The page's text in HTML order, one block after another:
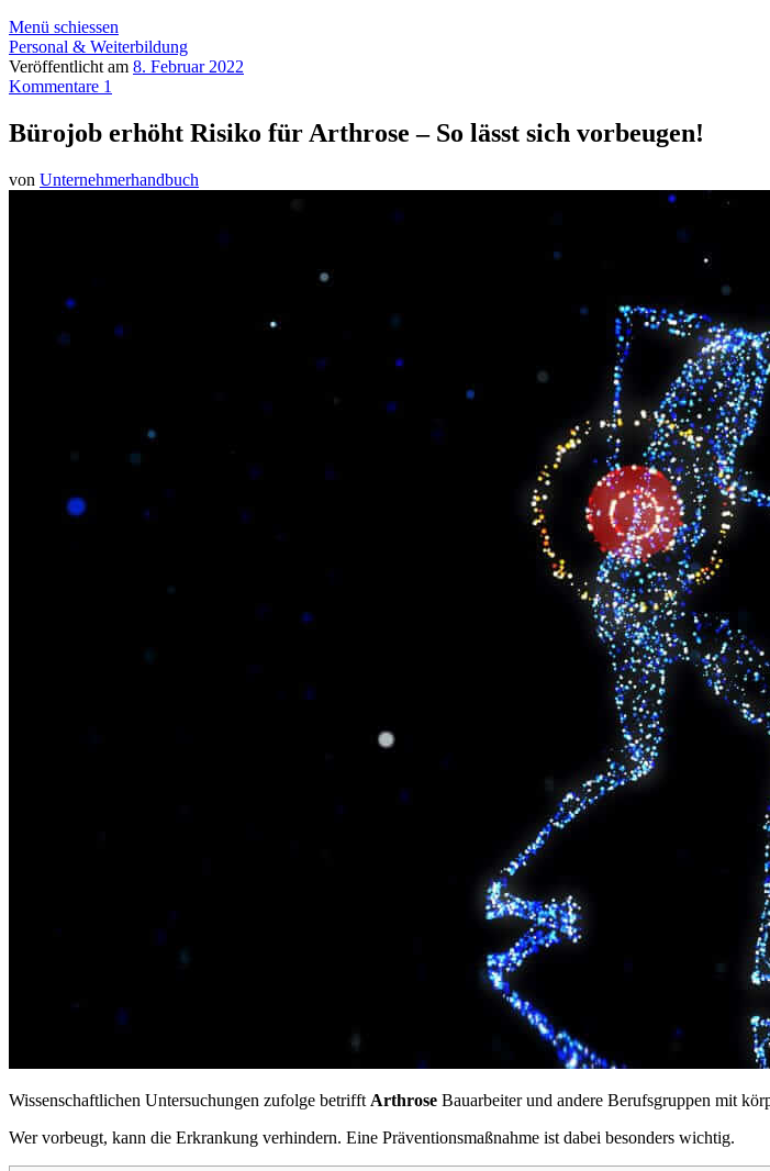
Menü schiessen
Personal & Weiterbildung
Veröffentlicht am 8. Februar 2022
Kommentare 1
Bürojob erhöht Risiko für Arthrose – So lässt sich vorbeugen!
von Unternehmerhandbuch
Wissenschaftlichen Untersuchungen zufolge betrifft Arthrose Bauarbeiter und andere Berufsgruppen mit
Wer vorbeugt, kann die Erkrankung verhindern. Eine Präventionsmaßnahme ist dabei besonders wichtig.